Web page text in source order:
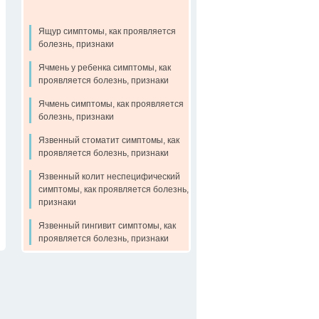
Ящур симптомы, как проявляется
болезнь, признаки
Ячмень у ребенка симптомы, как
проявляется болезнь, признаки
Ячмень симптомы, как проявляется
болезнь, признаки
Язвенный стоматит симптомы, как
проявляется болезнь, признаки
Язвенный колит неспецифический
симптомы, как проявляется болезнь,
признаки
Язвенный гингивит симптомы, как
проявляется болезнь, признаки